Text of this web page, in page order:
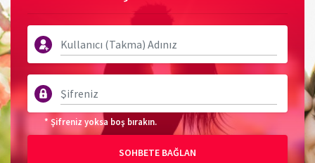
* Şifreniz yoksa boş bırakın.
SOHBETE BAĞLAN